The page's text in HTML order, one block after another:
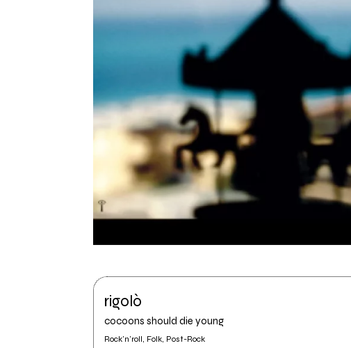
rigolò
cocoons should die young
Rock'n'roll, Folk, Post-Rock